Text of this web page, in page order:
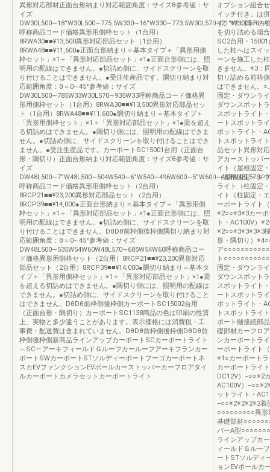
異形対応部材正面台形納まり対応範囲角度：サイズθ参考値：サ
イズ
呼称商品コード価格異形用側枠セット（1台用）
8RWA30■■¥13,500異形対応部品セット（1台用）
8RWA48■■¥11,600●正面台形納まり＝基本タイプ＋「異形用側
枠セット」×1＋「異形対応部品セット」×1●正面台形側には、照
明用の配線はできません。●切詰め側に、サイドスクリーンを取
り付けることはできません。●受注生産品です。隅切り納まり対
応範囲角度：θ＝0∼45°参考値：サイズ
DW30L500∼785W33W30L570∼935W33呼称商品コード価格異
形用側枠セット（1台用）8RWA30■■¥13,500異形対応部品セッ
ト（1台用）8RWA48■■¥11,600●隅切り納まり＝基本タイプ＋
「異形用側枠セット」×1＋「異形対応部品セット」×1●梁を超え
る切詰めはできません。●隅切り側には、照明用の配線はできま
せん。●切詰め側に、サイドスクリーンを取り付けることはでき
ません。●受注生産品です。カーポートSC15001台用（正面台
形・隅切り）正面台形納まり対応範囲角度：サイズθ参考値：サ
イズ
呼称商品コード価格異形用側枠セット（2台用）
8RCP21■■¥23,200異形対応部品セット（2台用）
8RCP39■■¥14,000●正面台形納まり＝基本タイプ＋「異形用側
枠セット」×1＋「異形対応部品セット」×1●正面台形側には、照
明用の配線はできません。●切詰め側に、サイドスクリーンを取
り付けることはできません。DθDθ前枠側後枠側隅切り納まり対
応範囲角度：θ＝0∼45°参考値：サイズ
DW48L500∼535W54W60W48L570∼685W54W60呼称商品コー
ド価格異形用側枠セット（2台用）8RCP21■■¥23,200異形対応
部品セット（2台用）8RCP39■■¥14,000●隅切り納まり＝基本タ
イプ＋「異形用側枠セット」×1＋「異形対応部品セット」×1●梁
を超える切詰めはできません。●隅切り側には、照明用の配線は
できません。●切詰め側に、サイドスクリーンを取り付けること
はできません。DθDθ前枠側後枠側カーポートSC15002台用
（正面台形・隅切り）カーポートSC1138商品の色は印刷の性質
上、実物と多少違うことがあります。表示価格には消費税・工
事費・配送費は含まれていません。DθDθ前枠側後枠側DθDθ前
枠側後枠側新商品ラインアップカーポートSCカーポートライト
︵SC︶アーキフィールドＧルーフカールーフアーキフランカー
ポートSWカーポートSTソルディーポートフーゴカーポートネ
スカEVファンクションEVポールカーストッパーカーフロアタイ
ルカーポートカメラセットカーポートライト
オプション組合
イッチ付き」は
す。※2：同一の
を切り詰める場
SC2台用・
した柱へはスイ
ーンを施工した
きません。※3：
切り詰める前枠
はできません。
固定・ダウンラ
ダウンスポット
スポットライト
ートスポットラ
ポットライト・
トスポットライ
品セット異形対
アカーストッパ
イト（屋根固定
（屋根固定・ダ
ライト（柱固定
イト（柱固定・
ーポートライト
※2○○※3※3カーポ
ト・AC100V）
※2○○※3※3※3※3
形・隅切り）
ア
ト
固定・ダウンラ
ダウンスポット
スポットライト
ートスポットラ
ポットライト・
トスポットライ
ポート樋接続部
礎部材カーフロ
ンカーポートラ
ーポートライト
※1○カーポート
カーポートライ
DC12V）−○○※2
AC100V）
ットライト・
−○○※2※2※2※2着
○○○○○○○○○異形
基礎部材
パーA型
ラインアップカ
ィールドＧルー
ートSTソルディ
ョンEVポールカ